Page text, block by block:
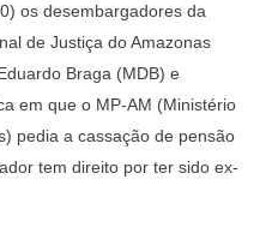
os desembargadores da
de Justiça do Amazonas
Braga (MDB) e
em que o MP-AM (Ministério
pedia a cassação de pensão
tem direito por ter sido ex-